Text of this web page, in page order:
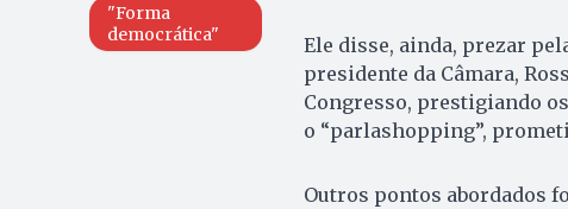
"Forma
democrática"
Ele disse, ainda, prezar
presidente da Câmara,
Congresso, prestigiando
o “parlashopping”,
Outros pontos abordados